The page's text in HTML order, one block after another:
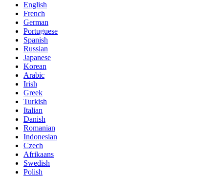
English
French
German
Portuguese
Spanish
Russian
Japanese
Korean
Arabic
Irish
Greek
Turkish
Italian
Danish
Romanian
Indonesian
Czech
Afrikaans
Swedish
Polish